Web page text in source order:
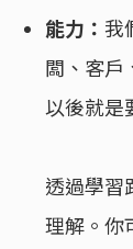
能力： 我
闆、客戶
以後就是
透過學習
理解。你